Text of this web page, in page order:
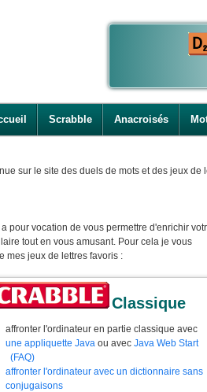
Scrabble Anacroisés
sur le site des duels de mots et des jeux de
pour vocation de vous permettre d'enrichir
tout en vous amusant. Pour cela je vous
mes jeux de lettres favoris :
Classique
affronter l'ordinateur en partie classique avec
une appliquette Java ou avec Java Web Start
(FAQ)
affronter l'ordinateur avec un dictionnaire sans
conjugaisons